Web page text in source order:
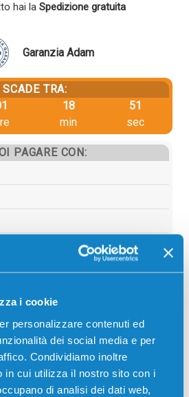
i cookie
personalizzare contenuti ed
dei social media e per
Condividiamo inoltre
in cui utilizza il nostro sito con i
di analisi dei dati web,
hai la Spedizione gratuita
Garanzia Adam
SCADE TRA:
18
min
50
sec
PAGARE CON:
612511010 NERO 20000 pagine
CD 1325, Utax CD 1330,